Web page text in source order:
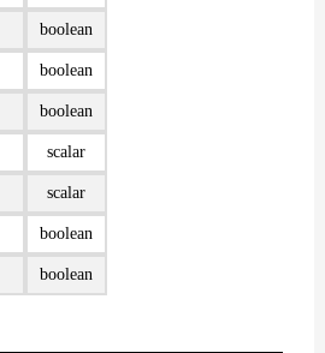
boolean
boolean
boolean
scalar
scalar
boolean
boolean